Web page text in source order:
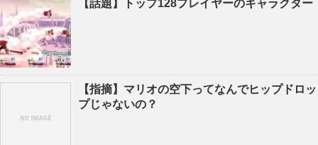
【話題】トップ128プレイヤーのキャラクター
【指摘】マリオの空下ってなんでヒップドロッ
プじゃないの？